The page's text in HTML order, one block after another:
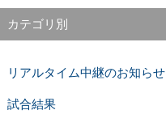
カテゴリ別
リアルタイム中継のお知らせ
試合結果